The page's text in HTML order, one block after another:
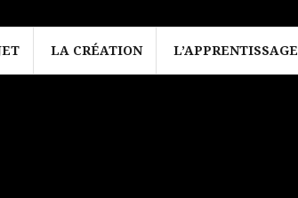
LA CRÉATION L’APPRENTISSAGE